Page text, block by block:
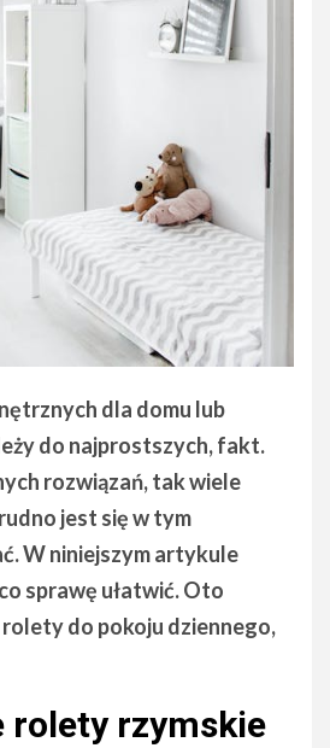
dla domu lub
do najprostszych, fakt.
rozwiązań, tak wiele
jest się w tym
W niniejszym artykule
sprawę ułatwić. Oto
do pokoju dziennego,
rolety rzymskie